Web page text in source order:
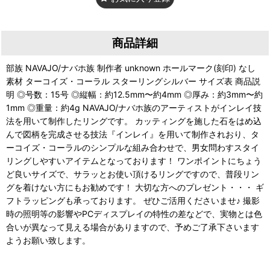
商品詳細
部族 NAVAJO/ナバホ族 制作者 unknown ホールマーク(刻印) なし
素材 ターコイズ・コーラル スターリングシルバー サイズ表 商品説
明 ◎号数：15号 ◎縦幅：約12.5mm〜約4mm ◎厚み：約3mm〜約
1mm ◎重量：約4g NAVAJO/ナバホ族のアーティストがインレイ技
法を用いて制作したリングです。 カッティングを施した石をはめ込
んで図柄を完成させる技法『インレイ』を用いて制作されおり、タ
ーコイズ・コーラルのシンプルな組み合わせで、男女問わすスタイ
リングしやすいアイテムとなっております！ ワンポイントにちょう
ど良いサイズで、サラッとお使い頂けるリングですので、普段リン
グを着けない方にもお勧めです！ 大切な方へのプレゼント・・・ ギ
フトラッピングも承っております。 ぜひご活用くださいませ♪ 撮影
時の照明等の影響やPCディスプレイの特性の差などで、実物とは色
合いが異なって見える場合がありますので、予めご了承下さいます
ようお願い致します。